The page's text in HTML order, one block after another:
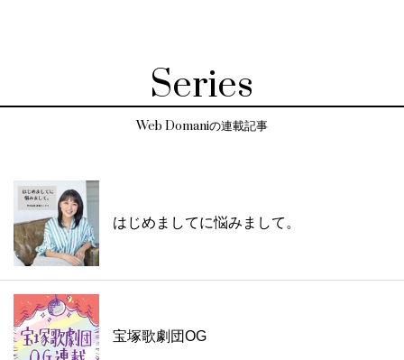
Series
Web Domaniの連載記事
はじめましてに悩みまして。
宝塚歌劇団OG